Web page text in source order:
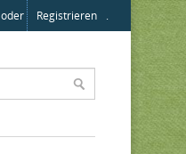
oder Registrieren .